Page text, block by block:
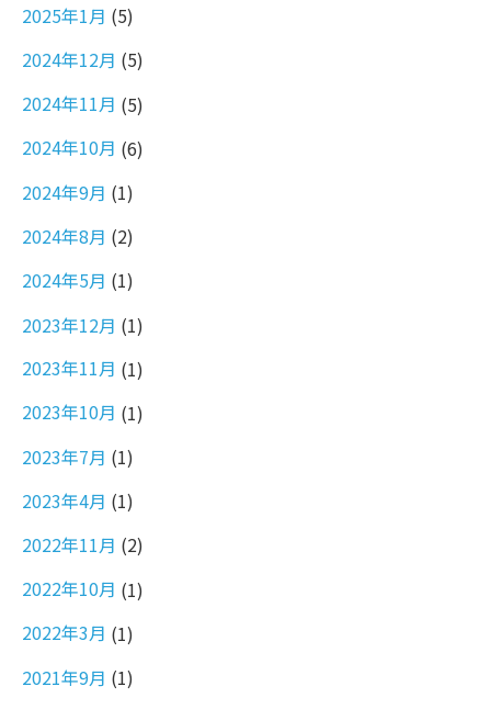
2025年1月 (5)
2024年12月 (5)
2024年11月 (5)
2024年10月 (6)
2024年9月 (1)
2024年8月 (2)
2024年5月 (1)
2023年12月 (1)
2023年11月 (1)
2023年10月 (1)
2023年7月 (1)
2023年4月 (1)
2022年11月 (2)
2022年10月 (1)
2022年3月 (1)
2021年9月 (1)